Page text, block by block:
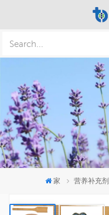
家 营养补充剂